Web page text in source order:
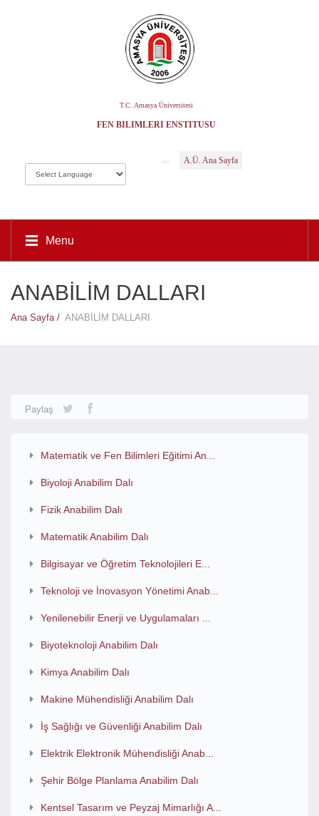
T.C. Amasya Üniversitesi
FEN BILIMLERI ENSTITÜSÜ
A.Ü. Ana Sayfa
Menu
ANABİLİM DALLARI
Ana Sayfa / ANABİLİM DALLARI
Paylaş
Matematik ve Fen Bilimleri Eğitimi An...
Biyoloji Anabilim Dalı
Fizik Anabilim Dalı
Matematik Anabilim Dalı
Bilgisayar ve Öğretim Teknolojileri E...
Teknoloji ve İnovasyon Yönetimi Anab...
Yenilenebilir Enerji ve Uygulamaları ...
Biyoteknoloji Anabilim Dalı
Kimya Anabilim Dalı
Makine Mühendisliği Anabilim Dalı
İş Sağlığı ve Güvenliği Anabilim Dalı
Elektrik Elektronik Mühendisliği Anab...
Şehir Bölge Planlama Anabilim Dalı
Kentsel Tasarım ve Peyzaj Mimarlığı A...